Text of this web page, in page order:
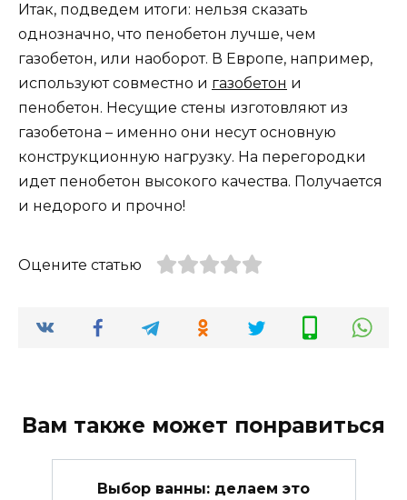
Итак, подведем итоги: нельзя сказать
однозначно, что пенобетон лучше, чем
газобетон, или наоборот. В Европе, например,
используют совместно и газобетон и
пенобетон. Несущие стены изготовляют из
газобетона – именно они несут основную
конструкционную нагрузку. На перегородки
идет пенобетон высокого качества. Получается
и недорого и прочно!
Оцените статью
Вам также может понравиться
Выбор ванны: делаем это